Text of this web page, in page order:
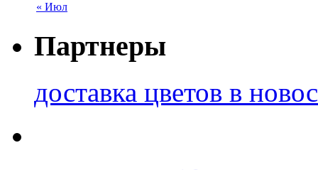
« Июл
Партнеры
доставка цветов в